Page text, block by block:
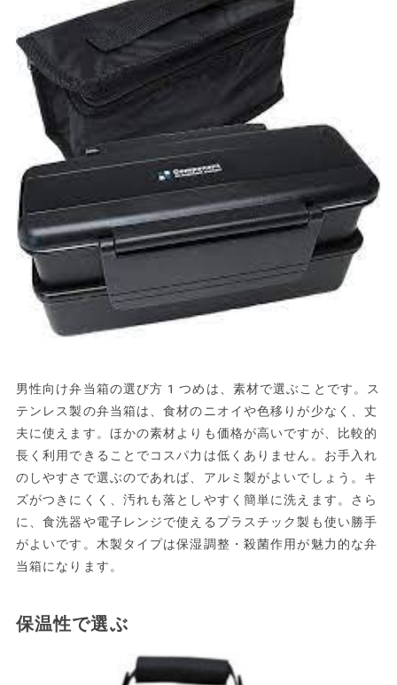
男性向け弁当箱の選び方1つめは、素材で選ぶことです。ス
テンレス製の弁当箱は、食材のニオイや色移りが少なく、丈
夫に使えます。ほかの素材よりも価格が高いですが、比較的
長く利用できることでコスパ力は低くありません。お手入れ
のしやすさで選ぶのであれば、アルミ製がよいでしょう。キ
ズがつきにくく、汚れも落としやすく簡単に洗えます。さら
に、食洗器や電子レンジで使えるプラスチック製も使い勝手
がよいです。木製タイプは保湿調整・殺菌作用が魅力的な弁
当箱になります。
保温性で選ぶ